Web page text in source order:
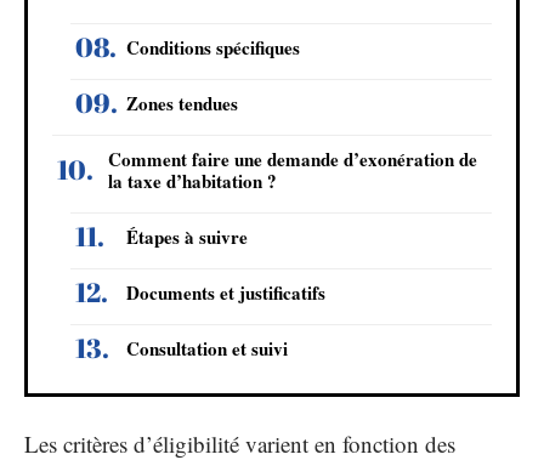
Conditions spécifiques
Zones tendues
Comment faire une demande d’exonération de
la taxe d’habitation ?
Étapes à suivre
Documents et justificatifs
Consultation et suivi
Les critères d’éligibilité varient en fonction des